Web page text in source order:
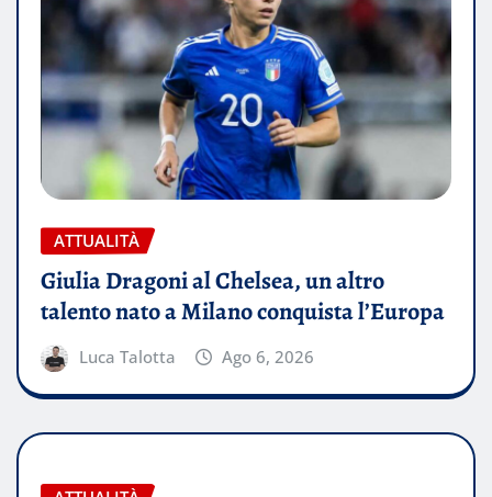
ATTUALITÀ
Giulia Dragoni al Chelsea, un altro
talento nato a Milano conquista l’Europa
Luca Talotta Ago 6, 2026